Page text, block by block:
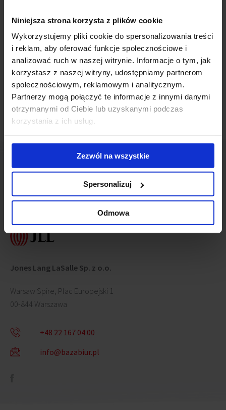
Niniejsza strona korzysta z plików cookie
Wykorzystujemy pliki cookie do spersonalizowania treści
i reklam, aby oferować funkcje społecznościowe i
analizować ruch w naszej witrynie. Informacje o tym, jak
korzystasz z naszej witryny, udostępniamy partnerom
społecznościowym, reklamowym i analitycznym.
Partnerzy mogą połączyć te informacje z innymi danymi
otrzymanymi od Ciebie lub uzyskanymi podczas
korzystania z ich usług.
Zezwól na wszystkie
Spersonalizuj
Odmowa
Kompleks będzie w sobie łączyć funkcje: dworca, hotelu i
sąsiedztwie dworca.
Zgodnie z założeniami budowa rozpocznie się na jesieni tego
roku. Zakończenie inwestycji zaplanowano na wiosnę 2014 roku.
Skontaktuj się z nami
Jones Lang LaSalle Sp. z o.o.
Warsaw Spire, Plac Europejski 1
00-844 Warszawa
+48 22 167 04 00
info@bazabiur.pl